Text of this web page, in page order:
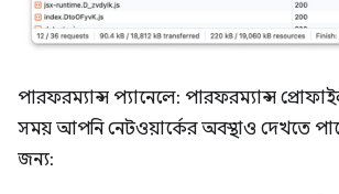
পারফরম্যান্স প্যানেলে: পারফরম্যান্স
সময় আপনি নেটওয়ার্কের অবস্থাও দেখতে
জন্য: